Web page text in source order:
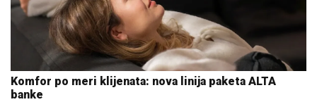
Komfor po meri klijenata: nova linija paketa ALTA
banke